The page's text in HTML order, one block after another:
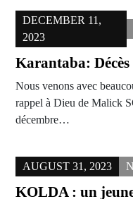
DECEMBER 11,
2023
Karantaba:
Nous venons avec
rappel à Dieu de Malick
décembre…
AUGUST 31, 2023
KOLDA : un